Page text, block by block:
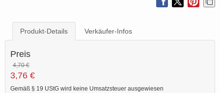
Produkt-Details Verkäufer-Infos
Preis
4,70 €
3,76 €
Gemäß § 19 UStG wird keine Umsatzsteuer ausgewiesen